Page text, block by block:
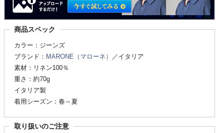
商品スペック
カラー：ジーンズ
ブランド： MARONE（マローネ）
／イタリア
素材：リネン100％
重さ：約70g
イタリア製
着用シーズン：春～夏
取り扱いのご注意